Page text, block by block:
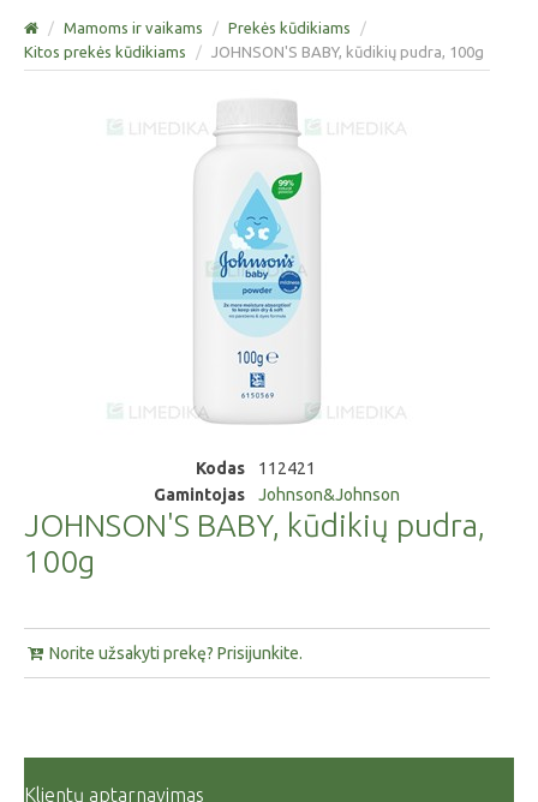
/ Mamoms ir vaikams / Prekės kūdikiams
/
Kitos prekės kūdikiams
/ JOHNSON'S BABY, kūdikių pudra, 100g
Kodas
112421
Gamintojas
Johnson&Johnson
JOHNSON'S BABY, kūdikių pudra,
100g
Norite užsakyti prekę? Prisijunkite.
Klientų aptarnavimas